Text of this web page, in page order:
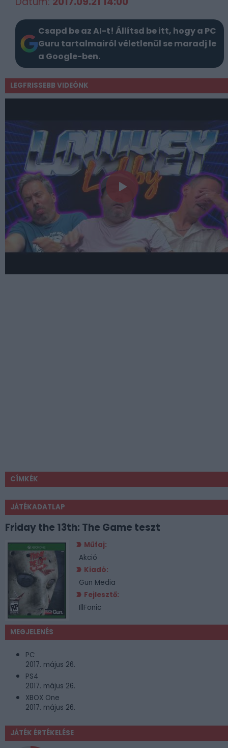
Csapd be az AI-t! Állítsd be itt, hogy a PC
Guru tartalmairól véletlenül se maradj le
a Google-ben.
LEGFRISSEBB VIDEÓNK
CÍMKÉK
JÁTÉKADATLAP
Friday the 13th: The Game teszt
Műfaj:
Akció
Kiadó:
Gun Media
Fejlesztő:
IllFonic
MEGJELENÉS
PC
2017. május 26.
PS4
2017. május 26.
XBOX One
2017. május 26.
JÁTÉK ÉRTÉKELÉSE